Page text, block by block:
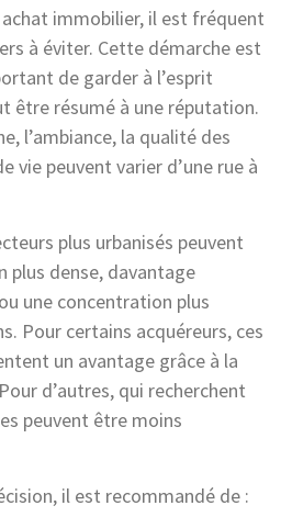
achat immobilier, il est fréquent
à éviter. Cette démarche est
de garder à l’esprit
être résumé à une réputation.
l’ambiance, la qualité des
vie peuvent varier d’une rue à
plus urbanisés peuvent
plus dense, davantage
une concentration plus
Pour certains acquéreurs, ces
un avantage grâce à la
d’autres, qui recherchent
peuvent être moins
il est recommandé de :